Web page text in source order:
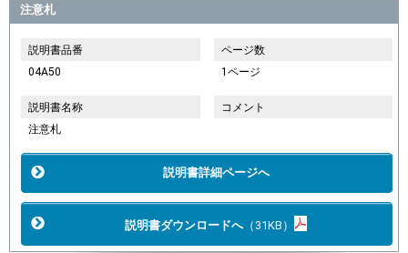
注意札
説明書品番
04A50
ページ数
1ページ
説明書名称
注意札
コメント
説明書詳細ページへ
説明書ダウンロードへ（31KB）